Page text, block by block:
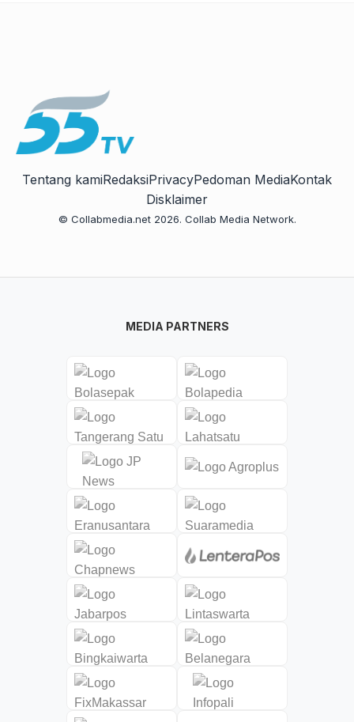
Tentang kamiRedaksiPrivacyPedoman MediaKontak
Disklaimer
© Collabmedia.net 2026. Collab Media Network.
MEDIA PARTNERS